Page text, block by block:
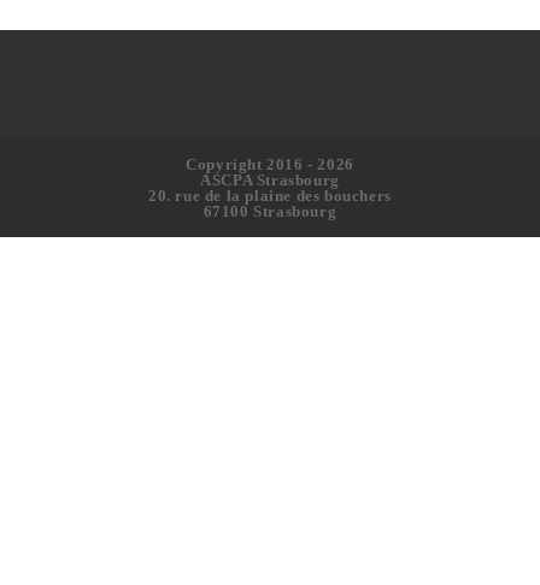
Copyright 2016 - 2026
ASCPA Strasbourg
20. rue de la plaine des bouchers
67100 Strasbourg